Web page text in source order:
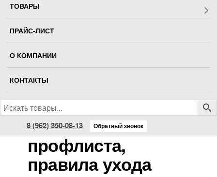
ТОВАРЫ
ПРАЙС-ЛИСТ
О КОМПАНИИ
КОНТАКТЫ
8 (962) 350-08-13 Обратный звонок
На что обратить
внимание при
покупке
профлиста,
правила ухода